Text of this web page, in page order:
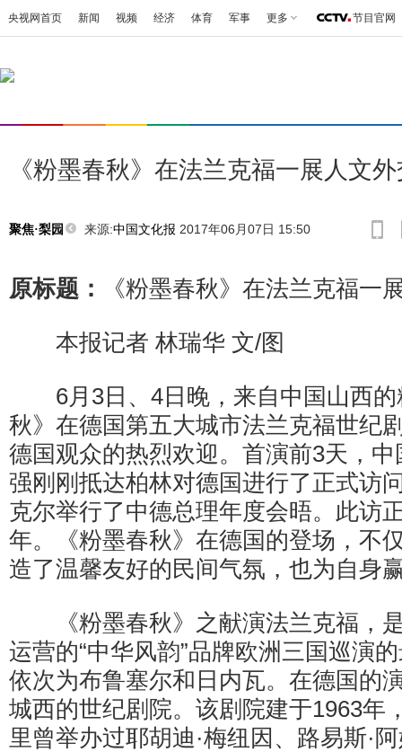
央视网首页 新闻 视频 经济 体育 军事 更多 节目官网
《粉墨春秋》在法兰克福一展人文
聚焦·梨园 来源:中国文化报 2017年06月07日 15:50
原标题：
《粉墨春秋》在法兰克福一
本报记者 林瑞华 文/图
6月3日、4日晚，来自中国山西的
秋》在德国第五大城市法兰克福世纪
德国观众的热烈欢迎。首演前3天，
强刚刚抵达柏林对德国进行了正式访
克尔举行了中德总理年度会晤。此访
年。《粉墨春秋》在德国的登场，不
造了温馨友好的民间气氛，也为自身
《粉墨春秋》之献演法兰克福，
运营的“中华风韵”品牌欧洲三国巡演
依次为布鲁塞尔和日内瓦。在德国的
城西的世纪剧院。该剧院建于1963年
里曾举办过耶胡迪·梅纽因、路易斯·